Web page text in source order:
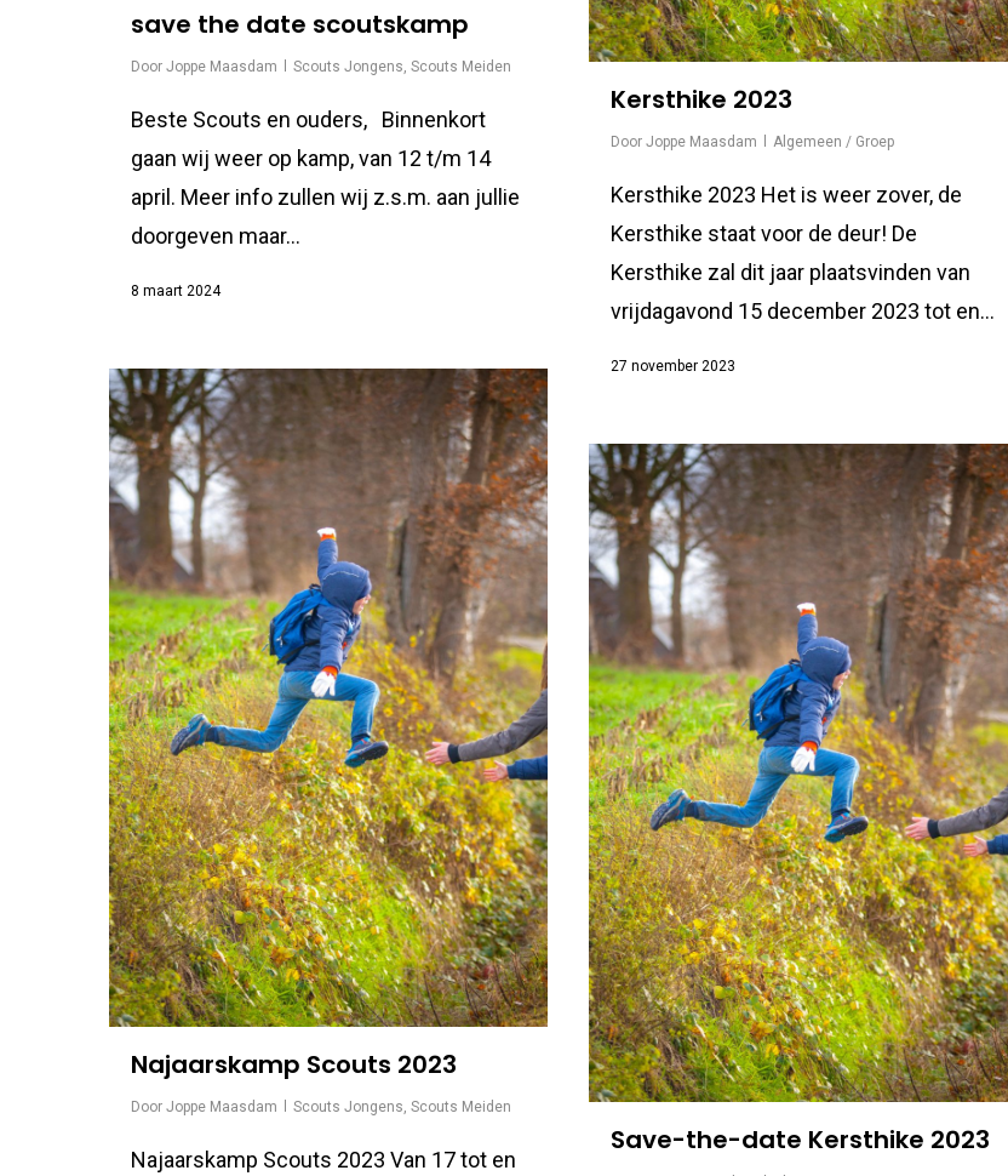
save the date scoutskamp
Door Joppe Maasdam Scouts Jongens, Scouts Meiden
Beste Scouts en ouders, Binnenkort
gaan wij weer op kamp, van 12 t/m 14
april. Meer info zullen wij z.s.m. aan jullie
doorgeven maar…
8 maart 2024
Kersthike 2023
Door Joppe Maasdam Algemeen / Groep
Kersthike 2023 Het is weer zover, de
Kersthike staat voor de deur! De
Kersthike zal dit jaar plaatsvinden van
vrijdagavond 15 december 2023 tot en...
27 november 2023
Najaarskamp Scouts 2023
Door Joppe Maasdam Scouts Jongens, Scouts Meiden
Najaarskamp Scouts 2023 Van 17 tot en
Save-the-date Kersthike 2023